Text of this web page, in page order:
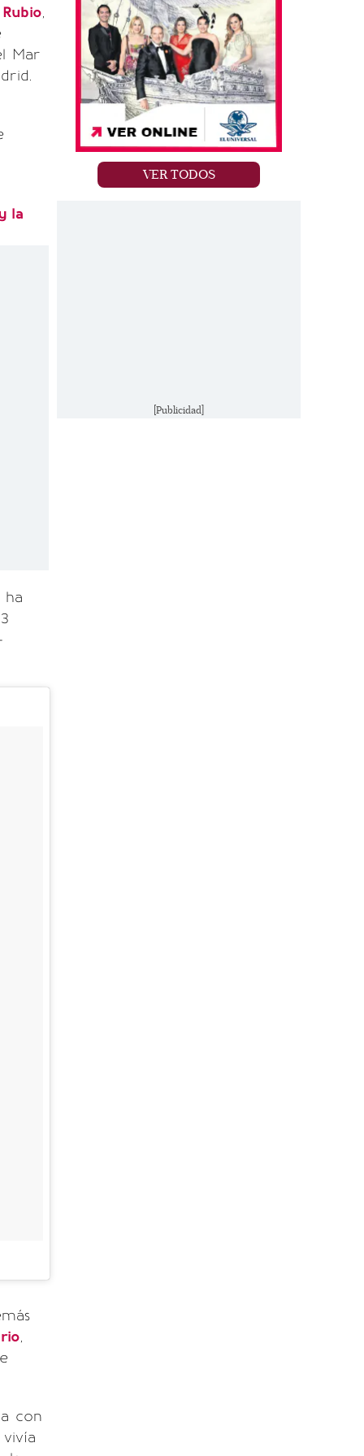
,
Mar
la
ha
,
con
VER TODOS
[Publicidad]